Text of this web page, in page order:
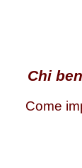
Chi
Come